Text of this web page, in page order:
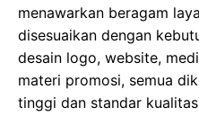
menawarkan beragam
disesuaikan dengan
desain logo, website,
materi promosi, semua
tinggi dan standar